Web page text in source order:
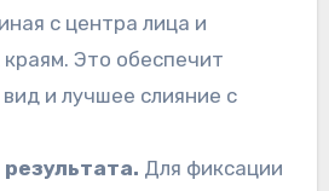
с центра лица и
Это обеспечит
и лучшее слияние с
Для фиксации